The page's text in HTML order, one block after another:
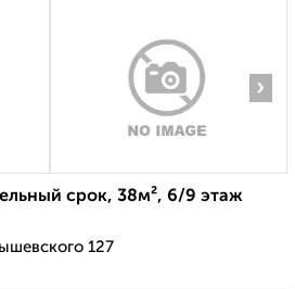
›
срок, 38м², 6/9 этаж
127